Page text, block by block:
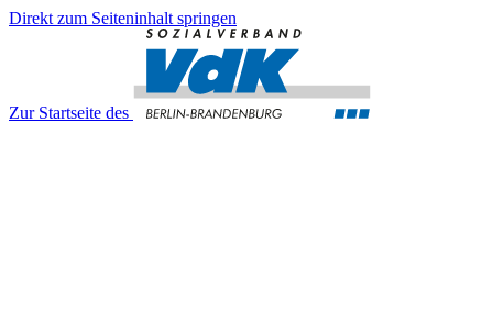
Direkt zum Seiteninhalt springen
Zur Startseite des